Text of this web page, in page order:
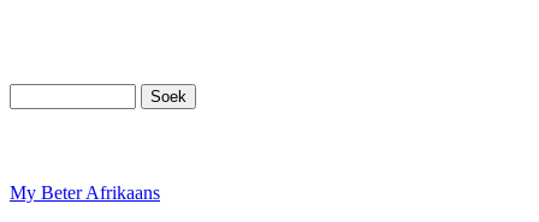
My Beter Afrikaans